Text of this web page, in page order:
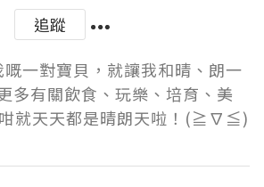
追蹤
一對寶貝，就讓我和晴、朗一
多有關飲食、玩樂、培育、美
就天天都是晴朗天啦！(≧∇≦)